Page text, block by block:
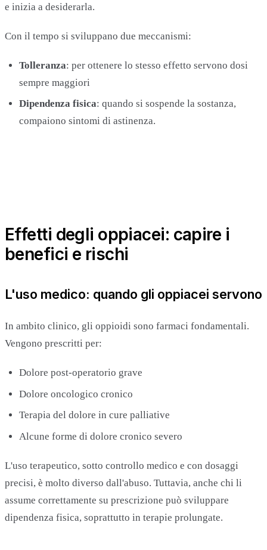
e inizia a desiderarla.
Con il tempo si sviluppano due meccanismi:
Tolleranza: per ottenere lo stesso effetto servono dosi
sempre maggiori
Dipendenza fisica: quando si sospende la sostanza,
compaiono sintomi di astinenza.
Effetti degli oppiacei: capire i
benefici e rischi
L'uso medico: quando gli oppiacei servono
In ambito clinico, gli oppioidi sono farmaci fondamentali.
Vengono prescritti per:
Dolore post-operatorio grave
Dolore oncologico cronico
Terapia del dolore in cure palliative
Alcune forme di dolore cronico severo
L'uso terapeutico, sotto controllo medico e con dosaggi
precisi, è molto diverso dall'abuso. Tuttavia, anche chi li
assume correttamente su prescrizione può sviluppare
dipendenza fisica, soprattutto in terapie prolungate.